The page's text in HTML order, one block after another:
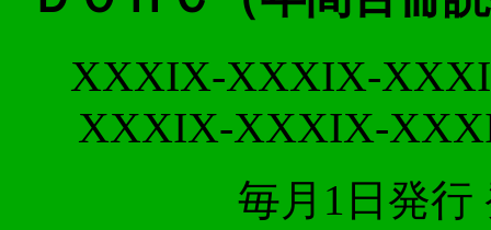
XXXIX-XXXIX-
XXXIX-XXXIX-
毎月1日発行